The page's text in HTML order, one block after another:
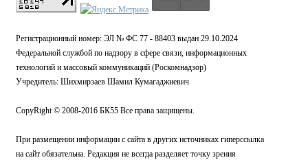
Регистрационный номер: ЭЛ № ФС 77 - 88403 выдан 29.10.2024
Федеральной службой по надзору в сфере связи, информационных
технологий и массовый коммуникаций (Роскомнадзор)
Учредитель: Шихмирзаев Шамил Кумагаджиевич
CopyRight © 2008-2016 БК55 Все права защищены.
При размещении информации с сайта в других источниках гиперссылка
на сайт обязательна. Редакция не всегда разделяет точку зрения